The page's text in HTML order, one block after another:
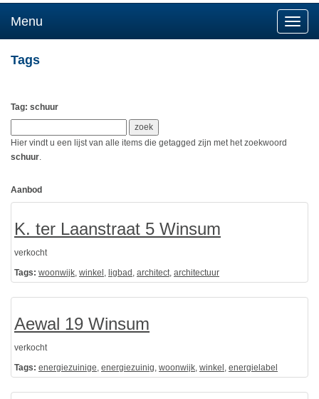
Menu
Tags
Tag: schuur
Hier vindt u een lijst van alle items die getagged zijn met het zoekwoord
schuur.
Aanbod
K. ter Laanstraat 5 Winsum
verkocht
Tags: woonwijk, winkel , ligbad , architect, architectuur
Aewal 19 Winsum
verkocht
Tags: energiezuinige, energiezuinig, woonwijk, winkel , energielabel